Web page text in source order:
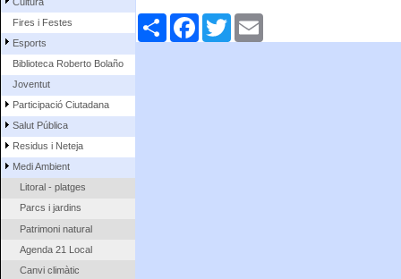
Fires i Festes
Esports
Biblioteca Roberto Bolaño
Joventut
Participació Ciutadana
Salut Pública
Residus i Neteja
Medi Ambient
Litoral - platges
Parcs i jardins
Patrimoni natural
Agenda 21 Local
Canvi climàtic
ComparteixFacebookTwitter